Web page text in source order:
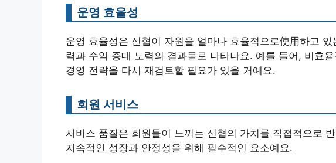
운영 효율성
운영 효율성은 신협이 자원을 얼마나 효율적으로使用하고
력과 수익 증대 노력의 결과물로 나타나요. 예를 들어, 비효
경영 전략을 다시 재검토할 필요가 있을 거예요.
회원 서비스
서비스 품질은 회원들이 느끼는 신협의 가치를 직접적으로
지속적인 성장과 안정성을 위해 필수적인 요소예요.